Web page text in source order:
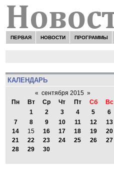
ПЕРВАЯ НОВОСТИ ПРОГРАММЫ
КАЛЕНДАРЬ
« сентября 2015 »
Пн
Вт Ср Чт Пт Сб
Вс
1
2 3 4 5
6
7
8 9 10 11 12
13
14
15 16 17 18 19
20
21
22 23 24 25 26
27
28
29 30